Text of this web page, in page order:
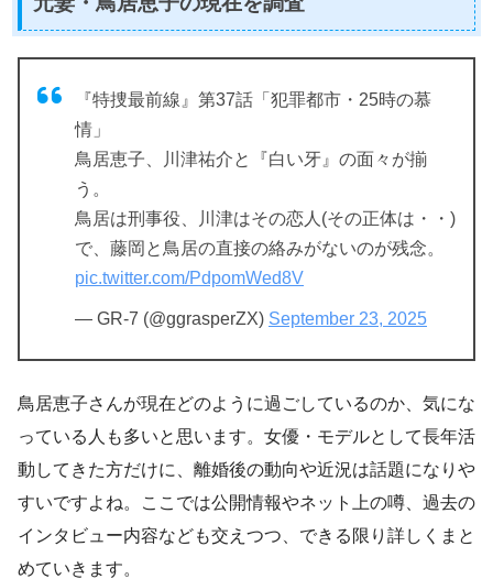
『特捜最前線』第37話「犯罪都市・25時の慕
情」
鳥居恵子、川津祐介と『白い牙』の面々が揃
う。
鳥居は刑事役、川津はその恋人(その正体は・・)
で、藤岡と鳥居の直接の絡みがないのが残念。
pic.twitter.com/PdpomWed8V
— GR-7 (@ggrasperZX) September 23, 2025
鳥居恵子さんが現在どのように過ごしているのか、気にな
っている人も多いと思います。女優・モデルとして長年活
動してきた方だけに、離婚後の動向や近況は話題になりや
すいですよね。ここでは公開情報やネット上の噂、過去の
インタビュー内容なども交えつつ、できる限り詳しくまと
めていきます。